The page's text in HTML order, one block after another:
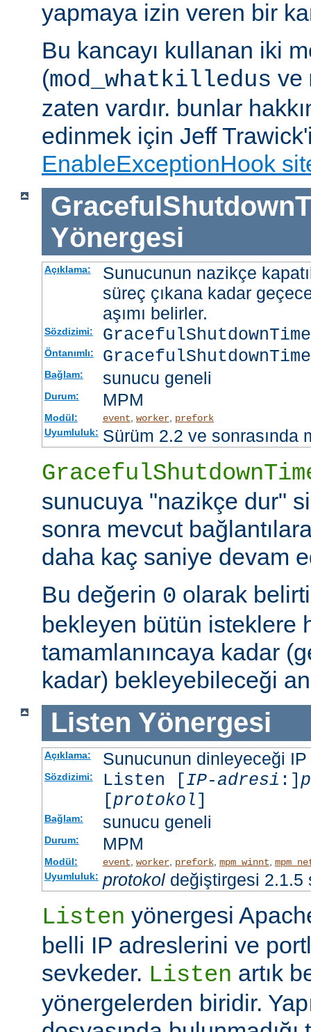
yapmaya izin veren bir
Bu kancayı kullanan iki
(mod_whatkilledus ve
zaten vardır. bunlar
edinmek için Jeff
EnableExceptionHook
Yönergesi
Açıklama:
Sunucunun nazikçe
süreç çıkana kadar
aşımı belirler.
Sözdizimi:
Öntanımlı:
Bağlam: sunucu geneli
Durum: MPM
Modül: event, worker, prefork
Uyumluluk: Sürüm 2.2 ve sonrasında
sunucuya "nazikçe dur"
sonra mevcut
daha kaç saniye devam
Bu değerin 0 olarak
bekleyen bütün isteklere
tamamlanıncaya kadar
kadar) bekleyebileceği
Listen Yönergesi
Açıklama: Sunucunun dinleyeceği
Sözdizimi: Listen [IP-adresi :]
[protokol]
Bağlam: sunucu geneli
Durum: MPM
Modül: event worker, prefork, mpm_winnt
Uyumluluk: protokoldeğiştirgesi 2.1.5
Listen yönergesi
belli IP adreslerini ve
sevkeder. Listen artık
yönergelerden biridir.